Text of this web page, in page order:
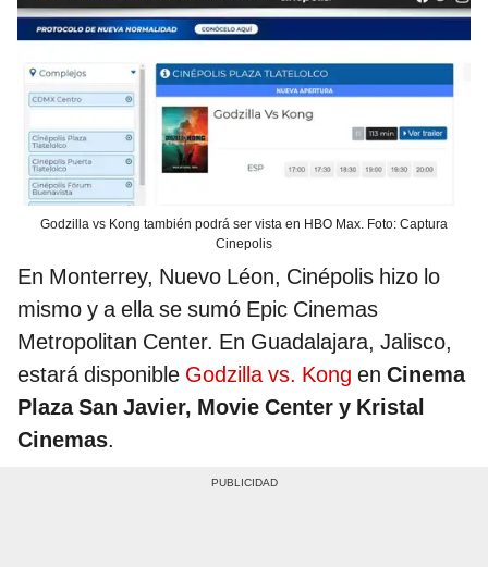
Godzilla vs Kong también podrá ser vista en HBO Max. Foto: Captura
Cinepolis
En Monterrey, Nuevo Léon, Cinépolis hizo lo
mismo y a ella se sumó Epic Cinemas
Metropolitan Center. En Guadalajara, Jalisco,
estará disponible Godzilla vs. Kong en Cinema
Plaza San Javier, Movie Center y Kristal
Cinemas.